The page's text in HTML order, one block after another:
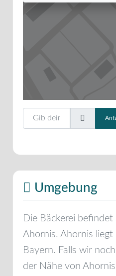
Gib deinen Standort ein.
Umgebung
Die Bäckerei befindet
Ahornis. Ahornis
Bayern. Falls wir
der Nähe von Ahornis